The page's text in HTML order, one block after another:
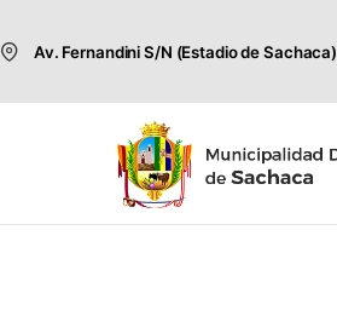
Av. Fernandini S/N (Estadio de Sachaca)